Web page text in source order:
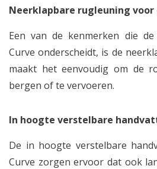
Neerklapbare rugleuning
Een van de kenmerken die de
Curve onderscheidt, is de
maakt het eenvoudig om de
bergen of te vervoeren.
In hoogte verstelbare
De in hoogte verstelbare
Curve zorgen ervoor dat ook